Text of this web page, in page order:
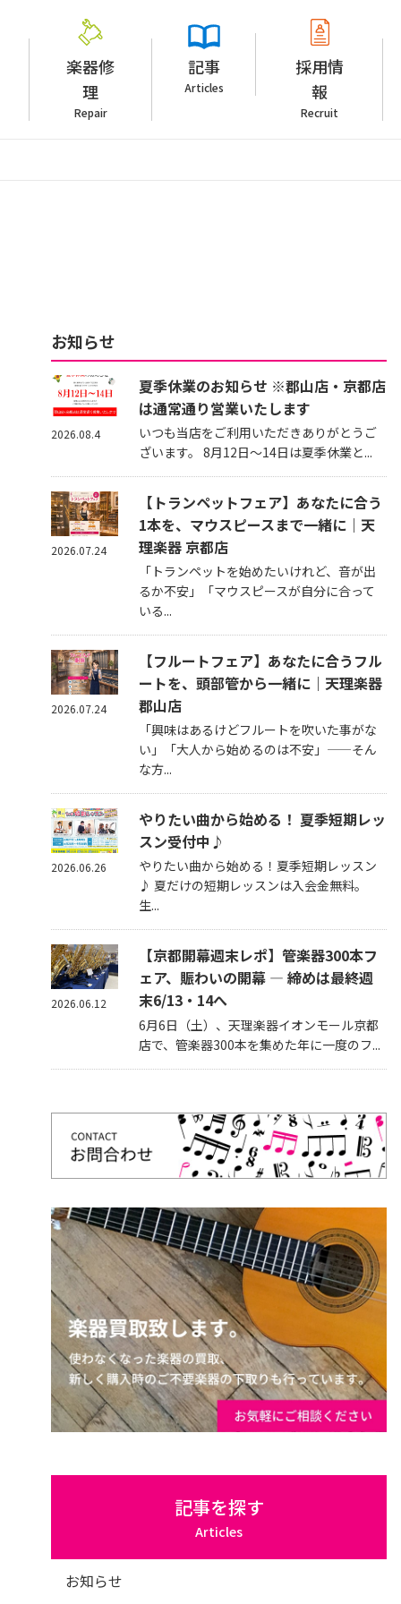
楽器修
理
Repair
記事
Articles
採用情
報
Recruit
お知らせ
夏季休業のお知らせ ※郡山店・京都店
は通常通り営業いたします
いつも当店をご利用いただきありがとうご
ざいます。 8月12日～14日は夏季休業と...
2026.08.4
【トランペットフェア】あなたに合う
1本を、マウスピースまで一緒に｜天
理楽器 京都店
「トランペットを始めたいけれど、音が出
るか不安」「マウスピースが自分に合って
いる...
2026.07.24
【フルートフェア】あなたに合うフル
ートを、頭部管から一緒に｜天理楽器
郡山店
「興味はあるけどフルートを吹いた事がな
い」「大人から始めるのは不安」——そん
な方...
2026.07.24
やりたい曲から始める！ 夏季短期レッ
スン受付中♪
やりたい曲から始める！夏季短期レッスン
♪ 夏だけの短期レッスンは入会金無料。
生...
2026.06.26
【京都開幕週末レポ】管楽器300本フ
ェア、賑わいの開幕 — 締めは最終週
末6/13・14へ
6月6日（土）、天理楽器イオンモール京都
店で、管楽器300本を集めた年に一度のフ...
2026.06.12
記事を探す
Articles
お知らせ